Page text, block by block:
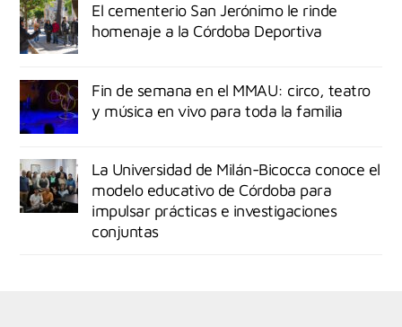
El cementerio San Jerónimo le rinde
homenaje a la Córdoba Deportiva
Fin de semana en el MMAU: circo, teatro
y música en vivo para toda la familia
La Universidad de Milán-Bicocca conoce el
modelo educativo de Córdoba para
impulsar prácticas e investigaciones
conjuntas